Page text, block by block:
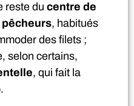
reste du centre de
pêcheurs, habitués
des filets ;
selon certains,
, qui fait la